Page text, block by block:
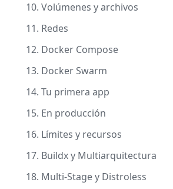
10. Volúmenes y archivos
11. Redes
12. Docker Compose
13. Docker Swarm
14. Tu primera app
15. En producción
16. Límites y recursos
17. Buildx y Multiarquitectura
18. Multi-Stage y Distroless